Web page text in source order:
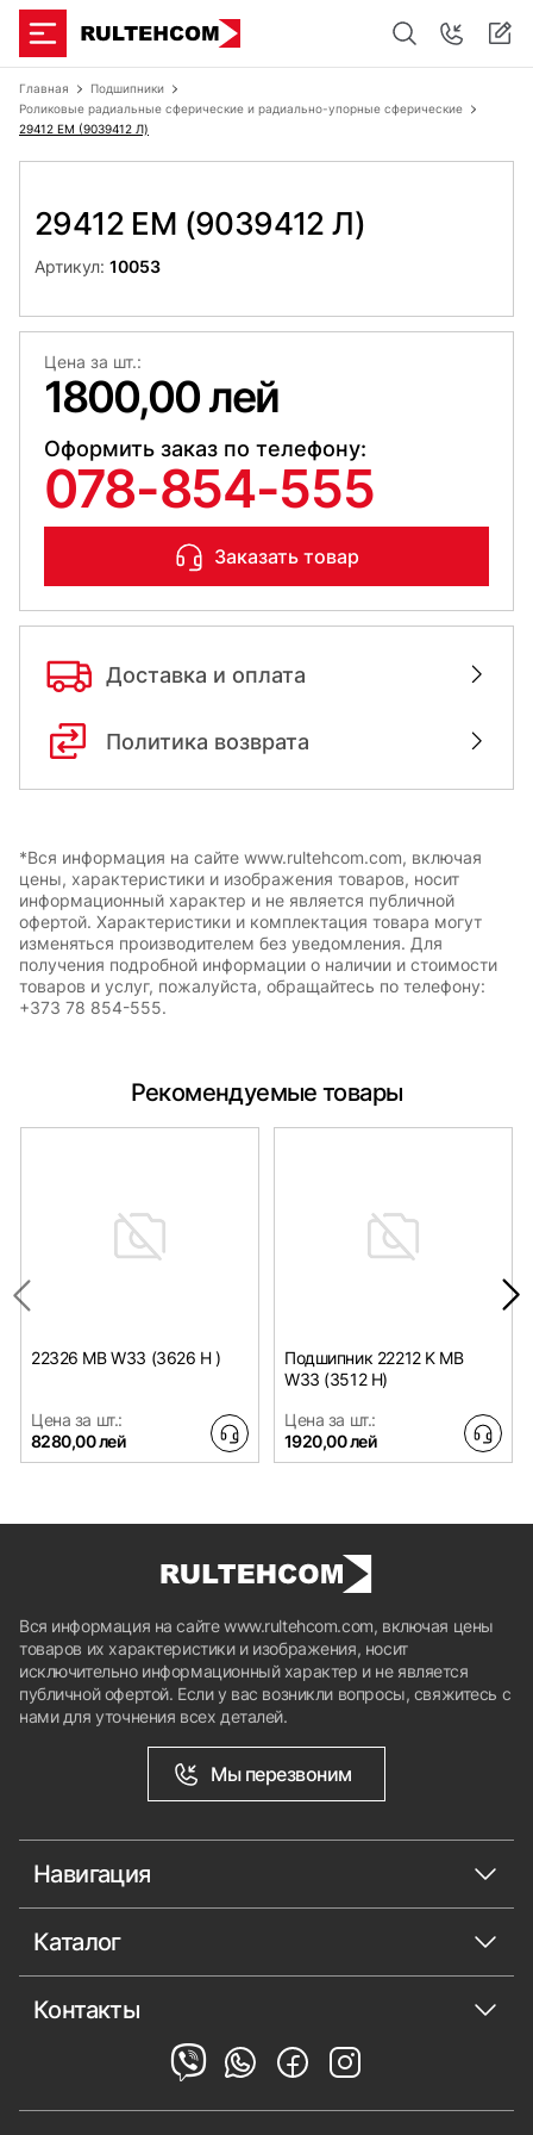
Главная
Подшипники
Роликовые радиальные сферические и радиально-упорные сферические
29412 EM (9039412 Л)
29412 EM (9039412 Л)
Артикул: 10053
Цена за шт.:
1800,00 лей
Оформить заказ по телефону:
078-854-555
Заказать товар
Доставка и оплата
Политика возврата
*Вся информация на сайте www.rultehcom.com, включая
цены, характеристики и изображения товаров, носит
информационный характер и не является публичной
офертой. Характеристики и комплектация товара могут
изменяться производителем без уведомления. Для
получения подробной информации о наличии и стоимости
товаров и услуг, пожалуйста, обращайтесь по телефону:
+373 78 854-555.
Рекомендуемые товары
22326 MB W33 (3626 H )
Цена за шт.:
8280,00 лей
Подшипник 22212 K MB
W33 (3512 H)
Цена за шт.:
1920,00 лей
Вся информация на сайте www.rultehcom.com, включая цены
товаров их характеристики и изображения, носит
исключительно информационный характер и не является
публичной офертой. Если у вас возникли вопросы, свяжитесь с
нами для уточнения всех деталей.
Мы перезвоним
Навигация
Каталог
Контакты